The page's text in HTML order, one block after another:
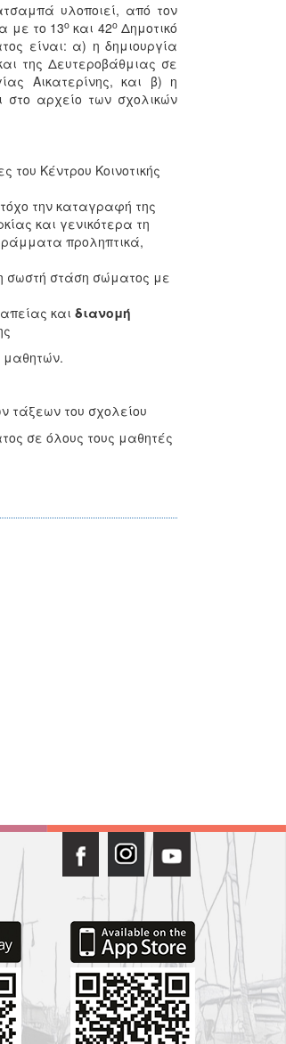
υλοποιεί, από τον
με το 13o και 42οΔημοτικό
είναι: α) η δημιουργία
της Δευτεροβάθμιας σε
Αικατερίνης, και β) η
στο αρχείο των σχολικών
του Κέντρου Κοινοτικής
την καταγραφή της
και γενικότερα τη
προληπτικά,
σωστή στάση σώματος με
και διανομή
τάξεων του σχολείου
σε όλους τους μαθητές